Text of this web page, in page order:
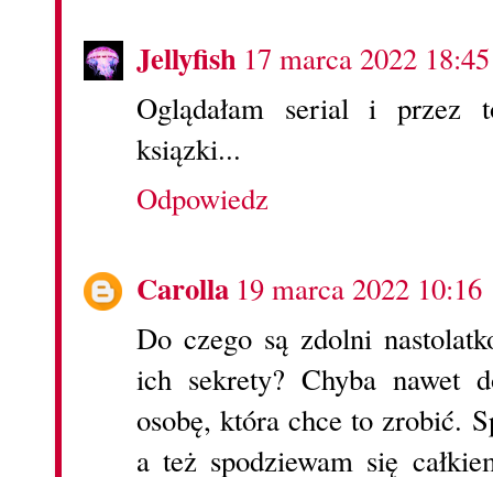
Jellyfish 17 marca 2022 18:45
Oglądałam serial i przez
ksiązki...
Odpowiedz
Carolla 19 marca 2022 10:16
Do czego są zdolni
ich sekrety? Chyba nawet
osobę, która chce to zrobić.
a też spodziewam się